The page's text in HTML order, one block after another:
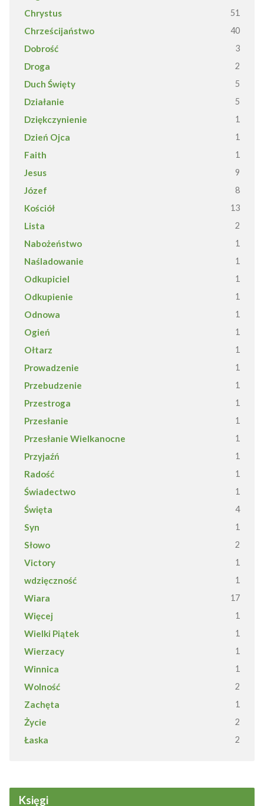
Chrystus 51
Chrześcijaństwo 40
Dobrość 3
Droga 2
Duch Święty 5
Działanie 5
Dziękczynienie 1
Dzień Ojca 1
Faith 1
Jesus 9
Józef 8
Kościół 13
Lista 2
Nabożeństwo 1
Naśladowanie 1
Odkupiciel 1
Odkupienie 1
Odnowa 1
Ogień 1
Ołtarz 1
Prowadzenie 1
Przebudzenie 1
Przestroga 1
Przesłanie 1
Przesłanie Wielkanocne 1
Przyjaźń 1
Radość 1
Świadectwo 1
Święta 4
Syn 1
Słowo 2
Victory 1
wdzięczność 1
Wiara 17
Więcej 1
Wielki Piątek 1
Wierzacy 1
Winnica 1
Wolność 2
Zachęta 1
Życie 2
Łaska 2
Księgi